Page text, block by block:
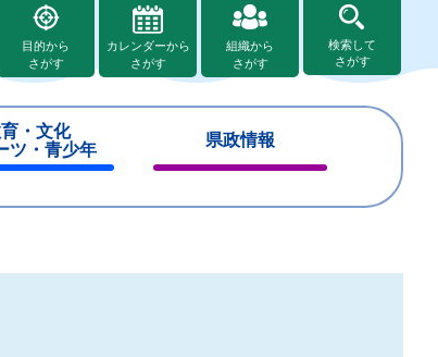
目的から
さがす
カレンダーから
さがす
組織から
さがす
検索して
さがす
・文化
ツ・青少年
県政情報
じ